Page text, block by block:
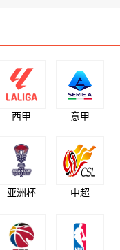
西甲 意甲
亚洲杯 中超